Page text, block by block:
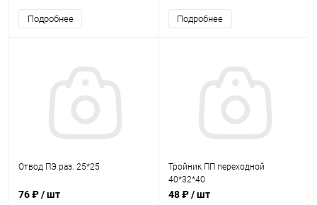
Подробнее Подробнее
Отвод ПЭ раз. 25*25
76 ₽/ шт
Тройник ПП переходной
40*32*40
48 ₽/ шт